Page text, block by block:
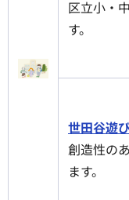
区立小・
す。
世田谷遊
創造性の
ます。